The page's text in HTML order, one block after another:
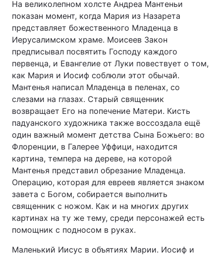
На великолепном холсте Андреа Мантеньи
показан момент, когда Мария из Назарета
представляет божественного Младенца в
Иерусалимском храме. Моисеев Закон
предписывал посвятить Господу каждого
первенца, и Евангелие от Луки повествует о том,
как Мария и Иосиф соблюли этот обычай.
Мантенья написал Младенца в пеленах, со
слезами на глазах. Старый священник
возвращает Его на попечение Матери. Кисть
падуанского художника также воссоздала ещё
один важный момент детства Сына Божьего: во
Флоренции, в Галерее Уффици, находится
картина, темпера на дереве, на которой
Мантенья представил обрезание Младенца.
Операцию, которая для евреев является знаком
завета с Богом, собирается выполнить
священник с ножом. Как и на многих других
картинах на ту же тему, среди персонажей есть
помощник с подносом в руках.
Маленький Иисус в объятиях Марии. Иосиф и